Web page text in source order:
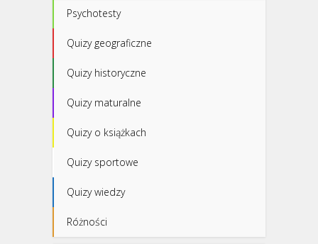
Psychotesty
Quizy geograficzne
Quizy historyczne
Quizy maturalne
Quizy o książkach
Quizy sportowe
Quizy wiedzy
Różności